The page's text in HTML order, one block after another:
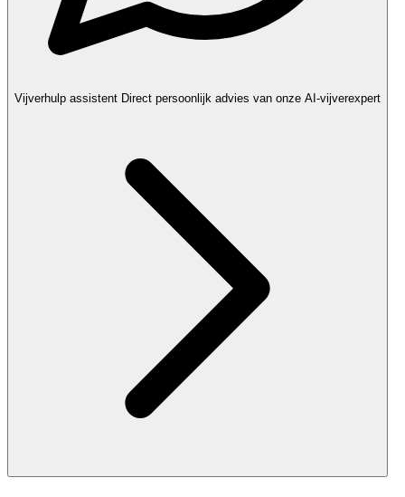
Vijverhulp assistent Direct persoonlijk advies van onze AI-vijverexpert